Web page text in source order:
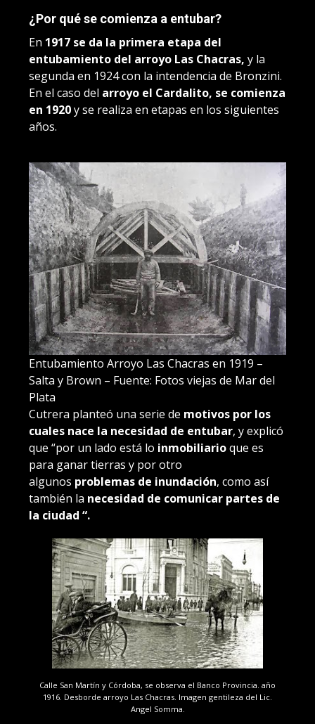
¿Por qué se comienza a entubar?
En 1917 se da la primera etapa del
entubamiento del arroyo Las Chacras, y la
segunda en 1924 con la intendencia de Bronzini.
En el caso del arroyo el Cardalito, se comienza
en 1920y se realiza en etapas en los siguientes
años.
Entubamiento Arroyo Las Chacras en 1919 –
Salta y Brown – Fuente: Fotos viejas de Mar del
Plata
Cutrera planteó una serie de motivos por los
cuales nace la necesidad de entubar, y explicó
que “por un lado está lo inmobiliarioque es
para ganar tierras y por otro
algunos problemas de inundación, como así
también la necesidad de comunicar partes de
la ciudad “.
Calle San Martín y Córdoba, se observa el Banco Provincia. año
1916. Desborde arroyo Las Chacras. Imagen gentileza del Lic.
Angel Somma.